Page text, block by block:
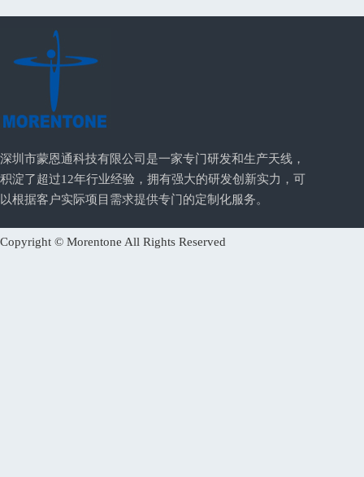
深圳市蒙恩通科技有限公司是一家专门研发和生产天线，
积淀了超过12年行业经验，拥有强大的研发创新实力，可
以根据客户实际项目需求提供专门的定制化服务。
Copyright © Morentone All Rights Reserved